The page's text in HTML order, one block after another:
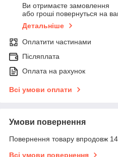
Ви отримаєте замовлення
або гроші повернуться на
Детальніше
Оплатити частинами
Післяплата
Оплата на рахунок
Всі умови оплати
Умови повернення
Повернення товару впродовж
Всі умови повернення